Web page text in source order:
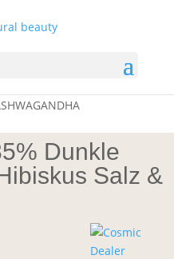
Hibiskus Salz &
Dunkle
Salz &